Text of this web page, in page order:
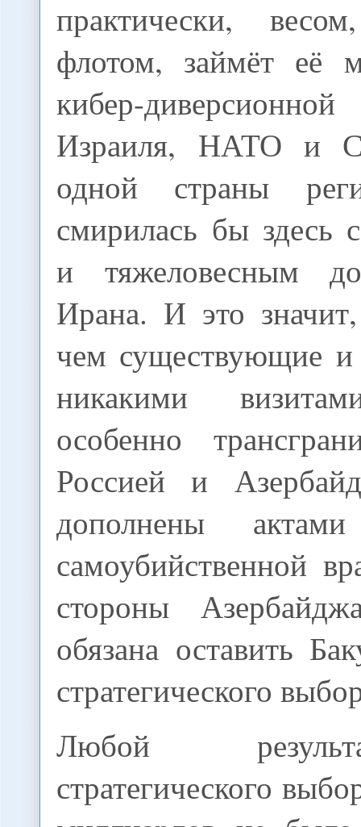
практически,
флотом, займёт её
кибер-
Израиля, НАТО и
одной страны
смирилась бы здесь
и тяжеловесным
Ирана. И это
чем существующие
никакими
особенно
Россией и
дополнены
самоубийственной
стороны
обязана оставить
стратегического
Любой
стратегического